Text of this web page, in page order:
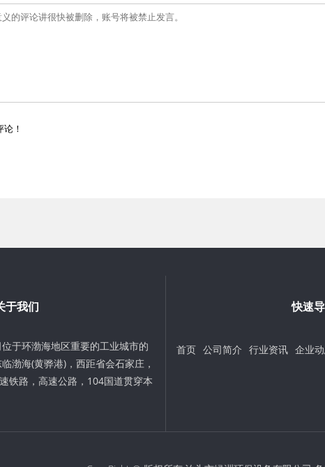
！
于我们
于环渤海地区重要的工业城市的
渤海(黄骅港)，西距省会石家庄，
铁路，高速公路，104国道贯穿本
快速
首页 公司简介 行业资讯 企业